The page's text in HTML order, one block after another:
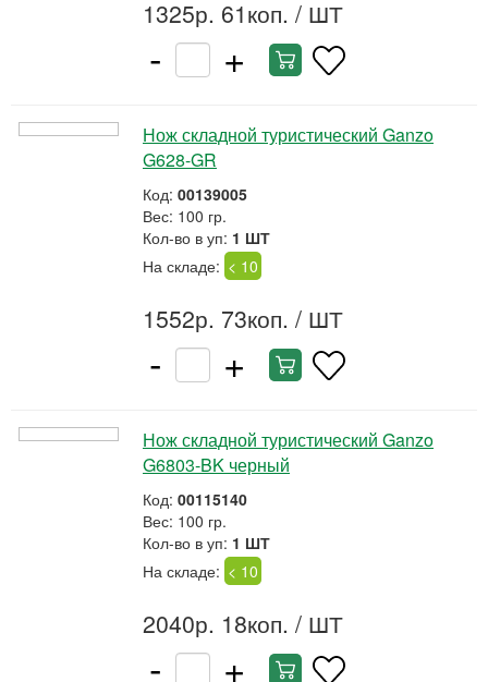
1325р. 61коп. / ШТ
- +
Нож складной туристический Ganzo
G628-GR
Код: 00139005
Вес: 100 гр.
Кол-во в уп: 1 ШТ
На складе: < 10
1552р. 73коп. / ШТ
- +
Нож складной туристический Ganzo
G6803-BK черный
Код: 00115140
Вес: 100 гр.
Кол-во в уп: 1 ШТ
На складе: < 10
2040р. 18коп. / ШТ
- +